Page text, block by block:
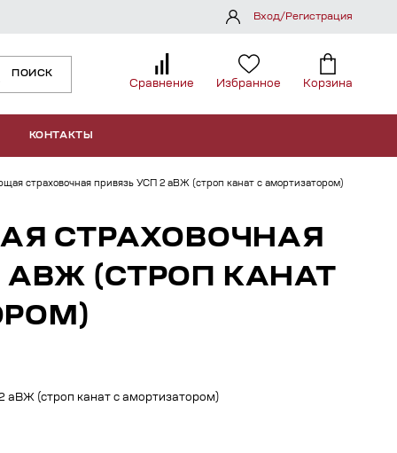
ПОИСК
Сравнение Избранное Корзина
КОНТАКТЫ
Вход/Регистрация
страховочная привязь УСП 2 аВЖ (строп канат с амортизатором)
СТРАХОВОЧНАЯ
АВЖ (СТРОП КАНАТ
аВЖ (строп канат с амортизатором)